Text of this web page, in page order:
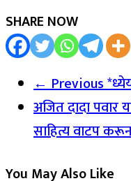
SHARE NOW
← Previous*ध्येय
अजित दादा पवार
साहित्य वाटप
You May Also Like